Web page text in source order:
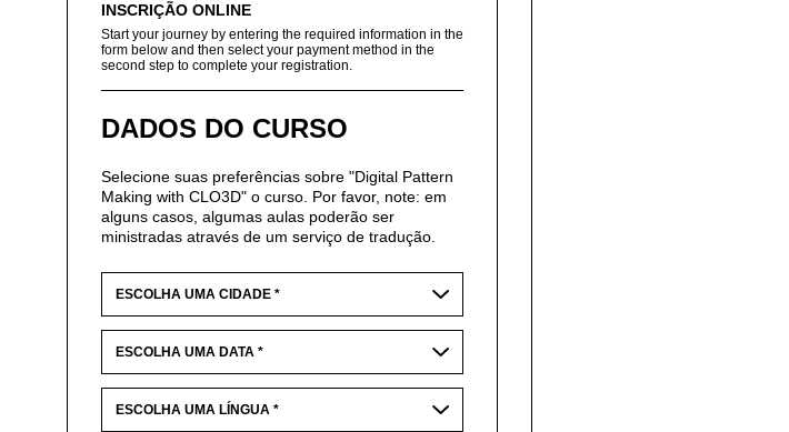
INSCRIÇÃO ONLINE
Start your journey by entering the required information in the
form below and then select your payment method in the
second step to complete your registration.
DADOS DO CURSO
Selecione suas preferências sobre "Digital Pattern
Making with CLO3D" o curso. Por favor, note: em
alguns casos, algumas aulas poderão ser
ministradas através de um serviço de tradução.